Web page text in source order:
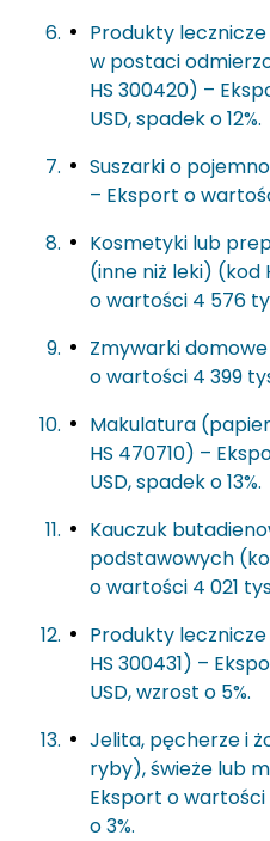
Produkty
w postaci
HS 300420) –
USD, spadek o 12%.
Suszarki o
– Eksport o
Kosmetyki lub
(inne niż leki) (kod
o wartości 4 576
Zmywarki domowe
o wartości 4 399
Makulatura
HS 470710) –
USD, spadek o 13%.
Kauczuk
podstawowych
o wartości 4 021
Produkty
HS 300431) –
USD, wzrost o 5%.
Jelita, pęcherze i
ryby), świeże lub
Eksport o wartości
o 3%.